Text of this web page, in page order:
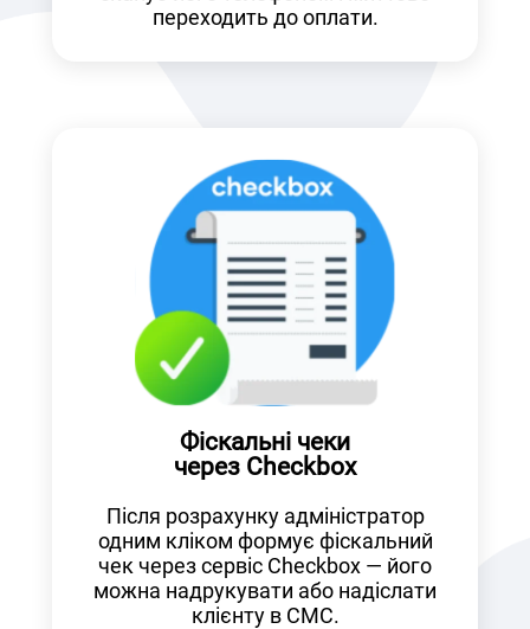
переходить до оплати.
Фіскальні чеки
через Checkbox
Після розрахунку адміністратор
одним кліком формує фіскальний
чек через сервіс Checkbox — його
можна надрукувати або надіслати
клієнту в СМС.